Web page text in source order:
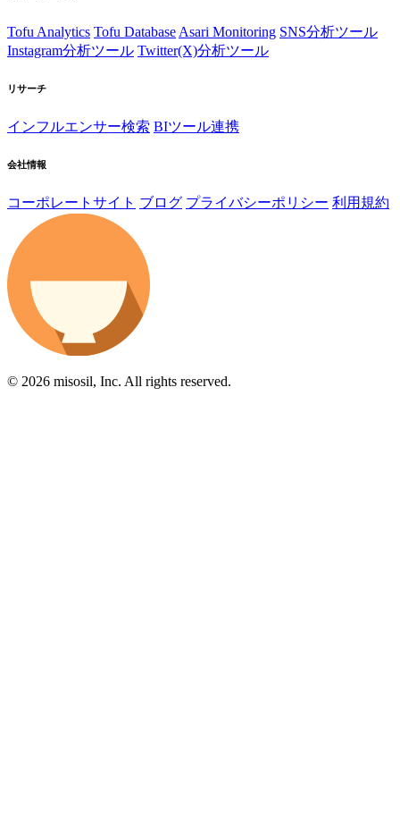
Tofu Analytics Tofu Database Asari Monitoring SNS分析ツール
Instagram分析ツール Twitter(X)分析ツール
リサーチ
インフルエンサー検索 BIツール連携
会社情報
コーポレートサイト ブログ プライバシーポリシー 利用規約
© 2026 misosil, Inc. All rights reserved.